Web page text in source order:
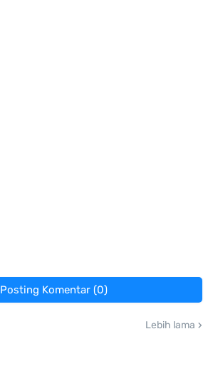
Posting Komentar (0)
Lebih lama